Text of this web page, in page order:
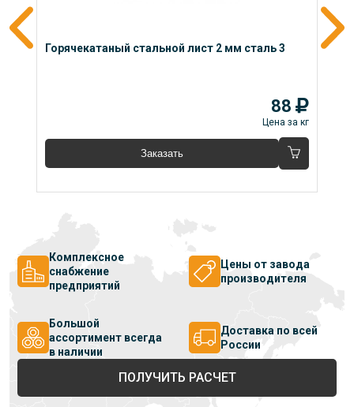
Горячекатаный стальной лист 2 мм сталь 3
88
Цена за кг
Заказать
Комплексное
снабжение
предприятий
Цены от завода
производителя
Большой
ассортимент всегда
в наличии
Доставка по всей
России
ПОЛУЧИТЬ РАСЧЕТ